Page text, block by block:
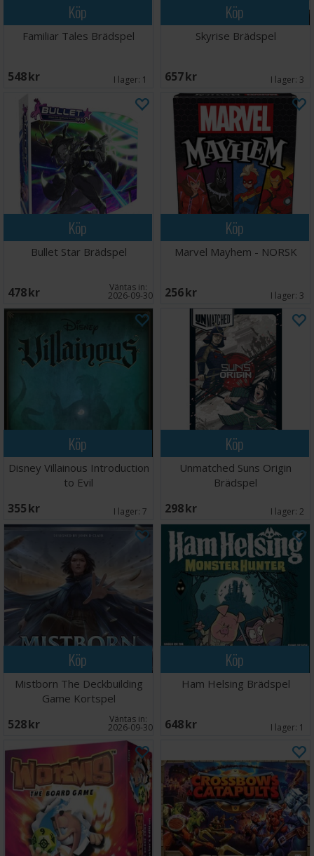
Köp
Familiar Tales Brädspel
548 SEK I lager: 1
Köp
Skyrise Brädspel
657 SEK I lager: 3
Köp
Bullet Star Brädspel
478 SEK Väntas in:
2026-09-30
Köp
Marvel Mayhem - NORSK
256 SEK I lager: 3
Köp
Disney Villainous Introduction
to Evil
355 SEK I lager: 7
Köp
Unmatched Suns Origin
Brädspel
298 SEK I lager: 2
Köp
Mistborn The Deckbuilding
Game Kortspel
528 SEK Väntas in:
2026-09-30
Köp
Ham Helsing Brädspel
648 SEK I lager: 1